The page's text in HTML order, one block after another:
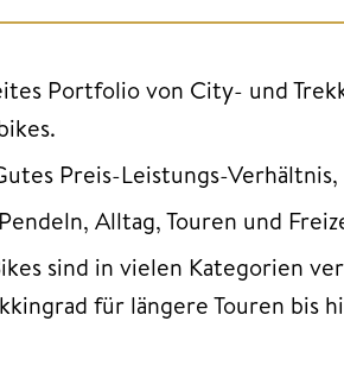
Portfolio von City- und
Preis-Leistungs-
Pendeln, Alltag, Touren und
sind in vielen Kategorien
für längere Touren bis